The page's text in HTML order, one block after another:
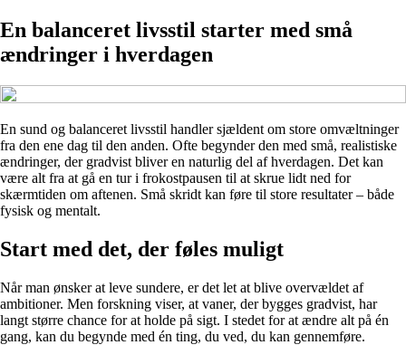
En balanceret livsstil starter med små
ændringer i hverdagen
En sund og balanceret livsstil handler sjældent om store omvæltninger
fra den ene dag til den anden. Ofte begynder den med små, realistiske
ændringer, der gradvist bliver en naturlig del af hverdagen. Det kan
være alt fra at gå en tur i frokostpausen til at skrue lidt ned for
skærmtiden om aftenen. Små skridt kan føre til store resultater – både
fysisk og mentalt.
Start med det, der føles muligt
Når man ønsker at leve sundere, er det let at blive overvældet af
ambitioner. Men forskning viser, at vaner, der bygges gradvist, har
langt større chance for at holde på sigt. I stedet for at ændre alt på én
gang, kan du begynde med én ting, du ved, du kan gennemføre.